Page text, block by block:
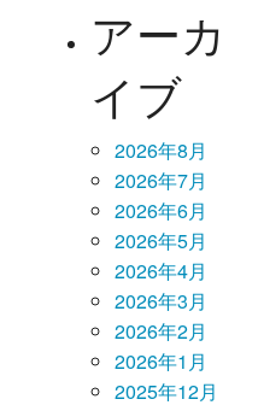
アーカ
イブ
2026年8月
2026年7月
2026年6月
2026年5月
2026年4月
2026年3月
2026年2月
2026年1月
2025年12月